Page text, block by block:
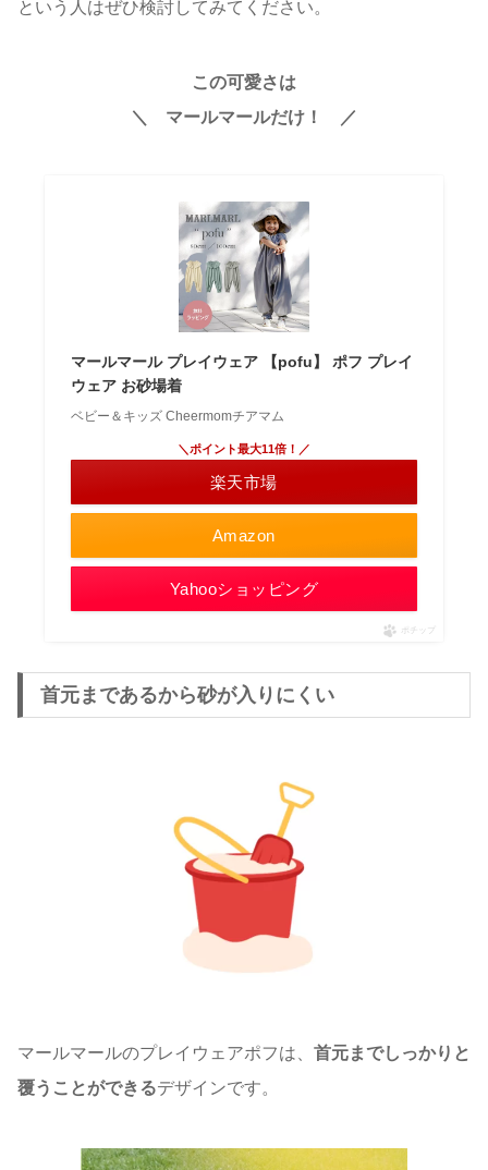
という人はぜひ検討してみてください。
この可愛さは
＼ マールマールだけ！ ／
マールマール プレイウェア 【pofu】 ポフ プレイ
ウェア お砂場着
ベビー＆キッズ Cheermomチアマム
Amazon
＼ポイント最大11倍！／
楽天市場
Yahooショッピング
ポチップ
首元まであるから砂が入りにくい
マールマールのプレイウェアポフは、 首元までしっかりと
覆うことができるデザインです。